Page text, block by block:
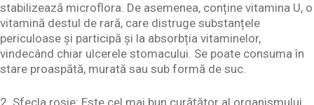
stabilizează microflora. De asemenea, conține vitamina U, o
vitamină destul de rară, care distruge substanțele
periculoase și participă și la absorbția vitaminelor,
vindecând chiar ulcerele stomacului. Se poate consuma în
stare proaspătă, murată sau sub formă de suc.
2. Sfecla roșie: Este cel mai bun curățător al organismului.